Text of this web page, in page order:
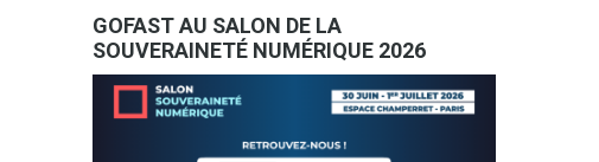
GOFAST AU SALON DE LA
SOUVERAINETÉ NUMÉRIQUE 2026